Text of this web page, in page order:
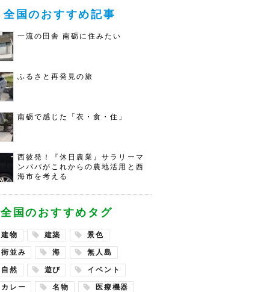
全国のおすすめ記事
一流の田舎 南砺に住みたい
ふるさと再発見の旅
南砺で感じた「衣・食・住」
西彼発！『休日農業』サラリーマ
ンパパがこれからの農地活用と西
海市を考える
全国のおすすめタグ
建物 建築 景色
街並み 海 無人島
自然 遊び イベント
カレー 名物 医療機器